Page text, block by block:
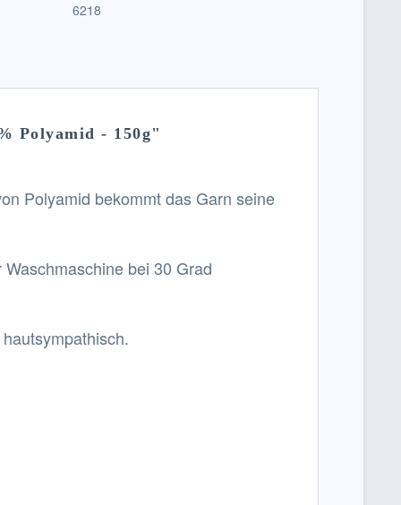
6218
Polyamid - 150g"
Polyamid bekommt das Garn seine
bei 30 Grad